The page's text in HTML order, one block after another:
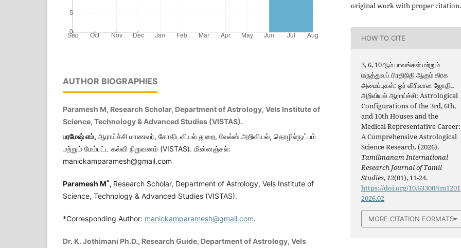
AUTHOR BIOGRAPHIES
Paramesh M, Research Scholar, Department of Astrology, Vels Institute of
Science, Technology & Advanced Studies (VISTAS).
பரமேஷ் எம், ஆராய்ச்சி மாணவர், சோதிடவியல் துறை, வேல்ஸ் அறிவியல், தொழில்நுட்பம்
மற்றும் மேம்பட்ட கல்வி நிறுவனம் (VISTAS). மின்னஞ்சல்:
manickamparamesh@gmail.com
Paramesh M*, Research Scholar, Department of Astrology, Vels Institute of
Science, Technology & Advanced Studies (VISTAS).
*Corresponding Author: manickamparamesh@gmail.com.
Dr. K. Jothimani Ph.D., Research Guide, Department of Astrology, Vels
original work with proper citation.
HOW TO CITE
3, 6, 10ஆம் பாவங்கள் மற்றும்
மருத்துவப் பிரதிநிதி ஆகும் கிரக
அமைப்புகள்: ஓர் விரிவான ஜோதிட
அறிவியல் ஆராய்ச்சி: Astrological
Configurations of the 3rd, 6th,
and 10th Houses and the
Medical Representative Career:
A Comprehensive Astrological
Science Research. (2026).
Tamilmanam International
Research Journal of Tamil
Studies,12(01), 11-24.
https://doi.org/10.63300/tm1201
2026.02
MORE CITATION FORMATS